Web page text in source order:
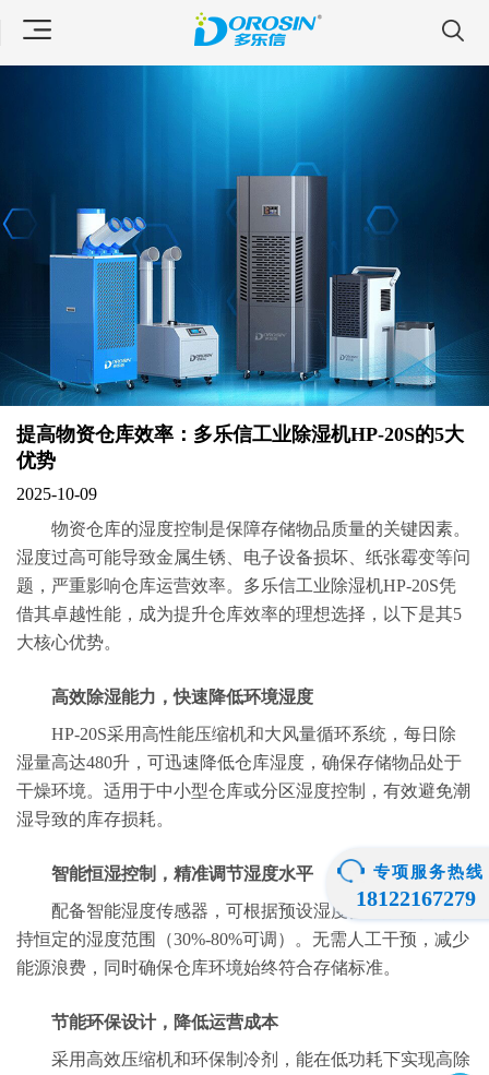
提高物资仓库效率：多乐信工业除湿机HP-20S的5大
优势
2025-10-09
物资仓库的湿度控制是保障存储物品质量的关键因素。
湿度过高可能导致金属生锈、电子设备损坏、纸张霉变等问
题，严重影响仓库运营效率。多乐信工业除湿机HP-20S凭
借其卓越性能，成为提升仓库效率的理想选择，以下是其5
大核心优势。
高效除湿能力，快速降低环境湿度
HP-20S采用高性能压缩机和大风量循环系统，每日除
湿量高达480升，可迅速降低仓库湿度，确保存储物品处于
干燥环境。适用于中小型仓库或分区湿度控制，有效避免潮
湿导致的库存损耗。
智能恒湿控制，精准调节湿度水平
配备智能湿度传感器，可根据预设湿度值自动启停，维
持恒定的湿度范围（30%-80%可调）。无需人工干预，减少
能源浪费，同时确保仓库环境始终符合存储标准。
节能环保设计，降低运营成本
采用高效压缩机和环保制冷剂，能在低功耗下实现高除
专项服务热线
18122167279